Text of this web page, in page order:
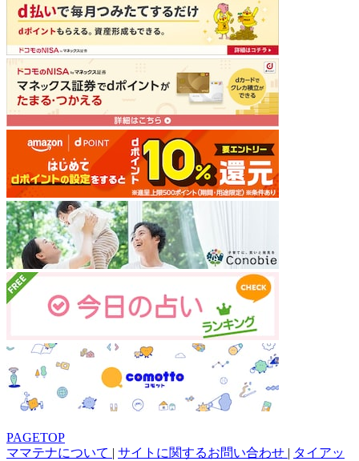
PAGETOP
ママテナについて | サイトに関するお問い合わせ | タイアッ